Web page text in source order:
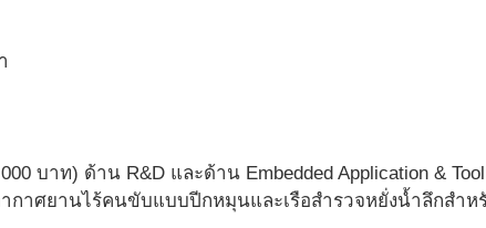
บาท) ด้าน R&D และด้าน Embedded Application &
าศยานไร้คนขับแบบปีกหมุนและเรือสำรวจหยั่งน้ำลึกสำห